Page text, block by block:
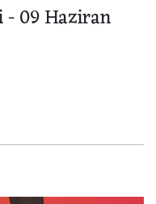
- 09 Haziran